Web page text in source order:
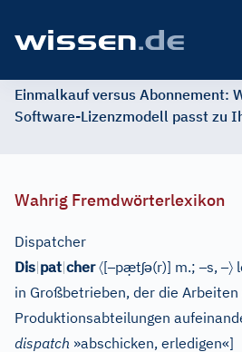
Einmalkauf versus Abonnement:
Software-Lizenzmodell passt zu
Wahrig Fremdwörterlexikon
Dispatcher
Dis|pat|cher 〈[–pæ̣tʃə(r)] m.;–s,–〉
in Großbetrieben, der die Arbeiten
Produktionsabteilungen
dispatch »abschicken, erledigen«]